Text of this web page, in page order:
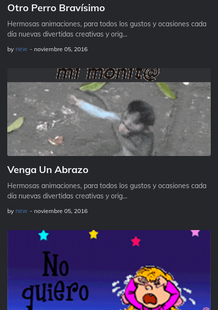
Otro Perro Bravísimo
Hermosas animaciones, para todos los gustos y ocasiones cada
día nuevas divertidas creativas y orig…
by new - noviembre 05, 2016
Venga Un Abrazo
Hermosas animaciones, para todos los gustos y ocasiones cada
día nuevas divertidas creativas y orig…
by new - noviembre 05, 2016